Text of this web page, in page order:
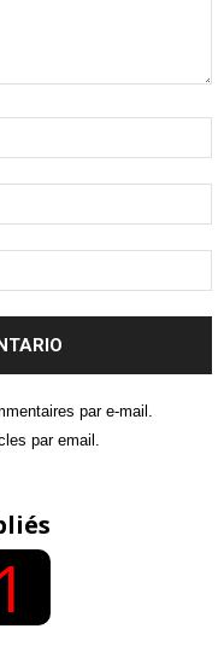
par e-mail.
par email.